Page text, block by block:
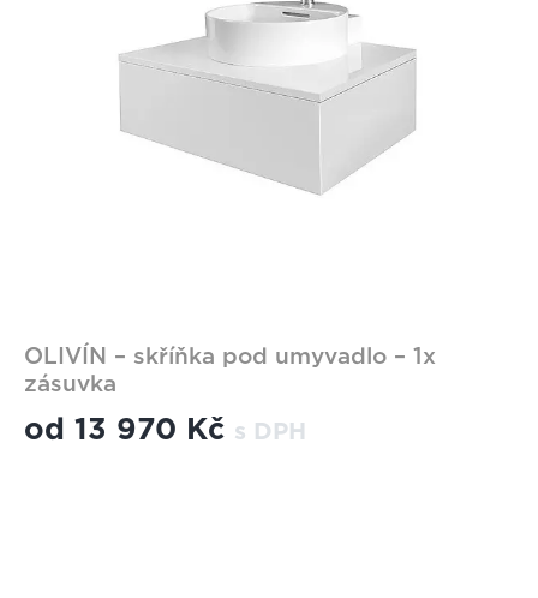
OLIVÍN – skříňka pod umyvadlo – 1x
zásuvka
od 13 970 Kč s DPH